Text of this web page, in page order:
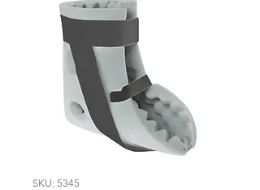
SKU: 5345